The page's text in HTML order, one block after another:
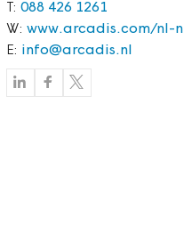
T: 088 426 1261
W: www.arcadis.com/nl-nl
E: info@arcadis.nl